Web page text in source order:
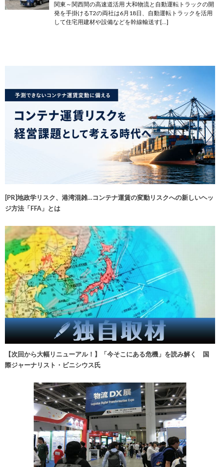
関東～関西間の高速道活用 大和物流と自動運転トラックの開
発を手掛けるT2の両社は6月18日、自動運転トラックを活用
して住宅用建材や設備などを幹線輸送す[…]
[PR]地政学リスク、港湾混雑…コンテナ運賃の変動リスクへの新しいヘッ
ジ方法「FFA」とは
【次回から大幅リニューアル！】「今そこにある危機」を読み解く 国
際ジャーナリスト・ビニシウス氏